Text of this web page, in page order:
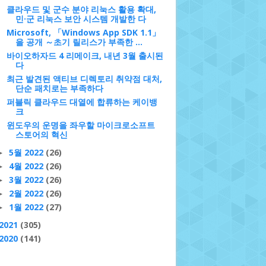
클라우드 및 군수 분야 리눅스 활용 확대,
민·군 리눅스 보안 시스템 개발한 다
Microsoft, 「Windows App SDK 1.1」
을 공개 ～초기 릴리스가 부족한 ...
바이오하자드 4 리메이크, 내년 3월 출시된
다
최근 발견된 액티브 디렉토리 취약점 대처,
단순 패치로는 부족하다
퍼블릭 클라우드 대열에 합류하는 케이뱅
크
윈도우의 운명을 좌우할 마이크로소프트
스토어의 혁신
5월 2022 (26)
4월 2022 (26)
3월 2022 (26)
2월 2022 (26)
1월 2022 (27)
(305)
(141)